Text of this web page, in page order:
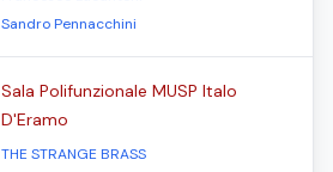
Sandro Pennacchini
Sala Polifunzionale MUSP Italo
D'Eramo
THE STRANGE BRASS